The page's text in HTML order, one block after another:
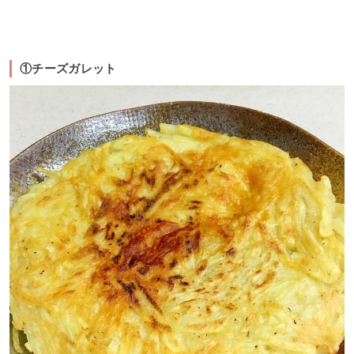
①チーズガレット